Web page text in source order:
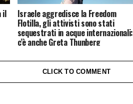
il Israele aggredisce la Freedom
Flotilla, gli attivisti sono stati
sequestrati in acque internazionali:
c’è anche Greta Thunberg
CLICK TO COMMENT